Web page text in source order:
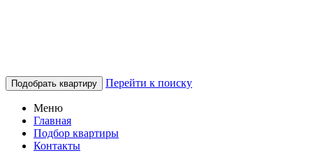
Подобрать квартиру Перейти к поиску
Меню
Главная
Подбор квартиры
Контакты